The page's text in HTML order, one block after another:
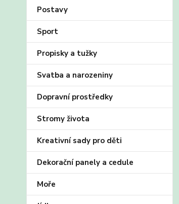
Postavy
Sport
Propisky a tužky
Svatba a narozeniny
Dopravní prostředky
Stromy života
Kreativní sady pro děti
Dekorační panely a cedule
Moře